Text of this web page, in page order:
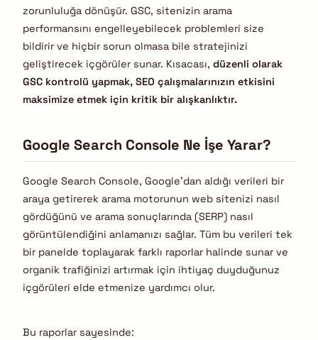
zorunluluğa dönüşür. GSC, sitenizin arama
performansını engelleyebilecek problemleri size
bildirir ve hiçbir sorun olmasa bile stratejinizi
geliştirecek içgörüler sunar. Kısacası, düzenli olarak
GSC kontrolü yapmak, SEO çalışmalarınızın etkisini
maksimize etmek için kritik bir alışkanlıktır.
Google Search Console Ne İşe Yarar?
Google Search Console, Google’dan aldığı verileri bir
araya getirerek arama motorunun web sitenizi nasıl
gördüğünü ve arama sonuçlarında (SERP) nasıl
görüntülendiğini anlamanızı sağlar. Tüm bu verileri tek
bir panelde toplayarak farklı raporlar halinde sunar ve
organik trafiğinizi artırmak için ihtiyaç duyduğunuz
içgörüleri elde etmenize yardımcı olur.
Bu raporlar sayesinde: